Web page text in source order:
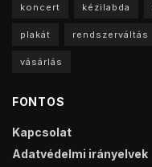
koncert kézilabda
plakát rendszerváltás
vásárlás
FONTOS
Kapcsolat
Adatvédelmi irányelvek